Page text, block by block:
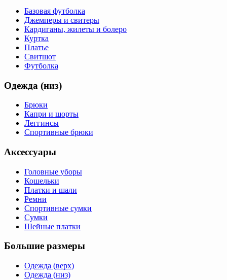
Базовая футболка
Джемперы и свитеры
Кардиганы, жилеты и болеро
Куртка
Платье
Свитшот
Футболка
Одежда (низ)
Брюки
Капри и шорты
Леггинсы
Спортивные брюки
Аксессуары
Головные уборы
Кошельки
Платки и шали
Ремни
Спортивные сумки
Сумки
Шейные платки
Большие размеры
Одежда (верх)
Одежда (низ)